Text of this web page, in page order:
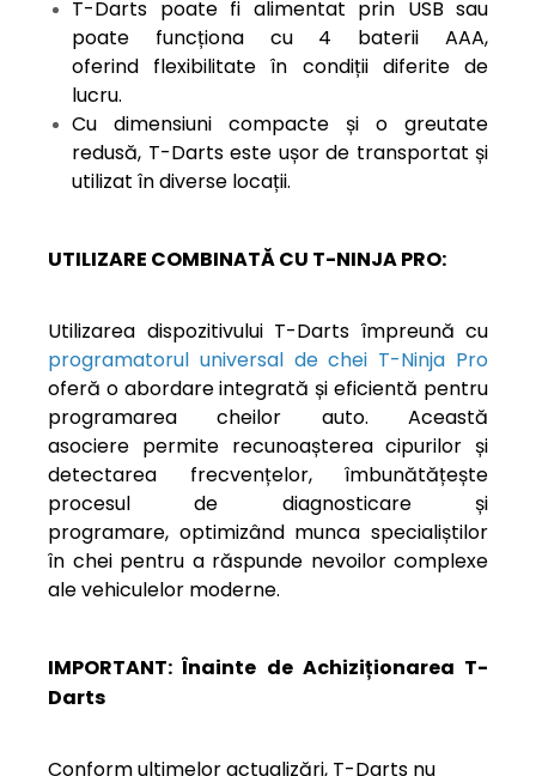
T-Darts poate fi alimentat prin USB sau
poate funcționa cu 4 baterii AAA,
oferind flexibilitate în condiții diferite de
lucru.
Cu dimensiuni compacte și o greutate
redusă, T-Darts este ușor de transportat și
utilizat în diverse locații.
UTILIZARE COMBINATĂ CU T-NINJA PRO:
Utilizarea dispozitivului T-Darts împreună cu
programatorul universal de chei T-Ninja Pro
oferă o abordare integrată și eficientă pentru
programarea cheilor auto. Această
asociere permite recunoașterea cipurilor și
detectarea frecvențelor, îmbunătățește
procesul de diagnosticare și
programare, optimizând munca specialiștilor
în chei pentru a răspunde nevoilor complexe
ale vehiculelor moderne.
IMPORTANT: Înainte de Achiziționarea T-
Darts
Conform ultimelor actualizări, T-Darts nu